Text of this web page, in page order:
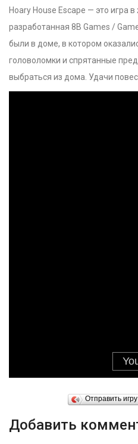
Hoary House Escape — это игра
разработанная 8B Games /
были в доме, в котором
головоломки и спрятанные
выбраться из дома. Удачи
Отправить игру
Добавить